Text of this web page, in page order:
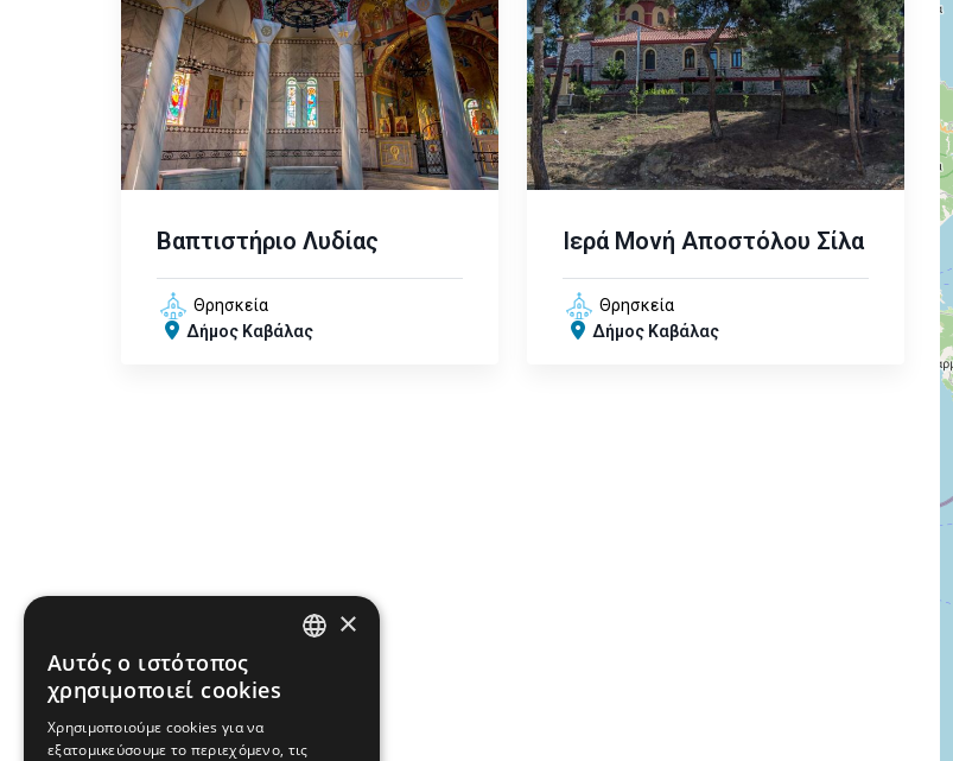
Βαπτιστήριο Λυδίας
Θρησκεία
Δήμος Καβάλας
Ιερά Μονή Αποστόλου Σίλα
Θρησκεία
Δήμος Καβάλας
FRENCH
×
Αυτός ο ιστότοπος
χρησιμοποιεί cookies
Χρησιμοποιούμε cookies για να
εξατομικεύσουμε το περιεχόμενο, τις